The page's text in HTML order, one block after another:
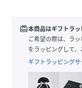
取り入れやすいアイ
【COLOR】
オフホワイト：キャ
redeem本商品はギフトラッ
ご希望の際は、ラ
をラッピングして、
ギフトラッピング